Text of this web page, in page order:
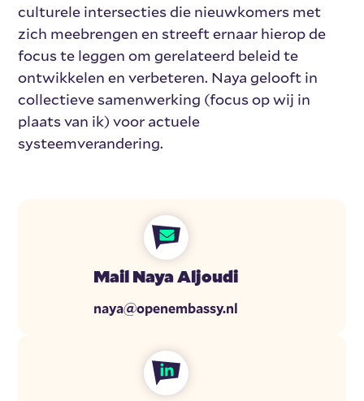
culturele intersecties die nieuwkomers met
zich meebrengen en streeft ernaar hierop de
focus te leggen om gerelateerd beleid te
ontwikkelen en verbeteren. Naya gelooft in
collectieve samenwerking (focus op wij in
plaats van ik) voor actuele
systeemverandering.
Mail Naya Aljoudi
naya@openembassy.nl